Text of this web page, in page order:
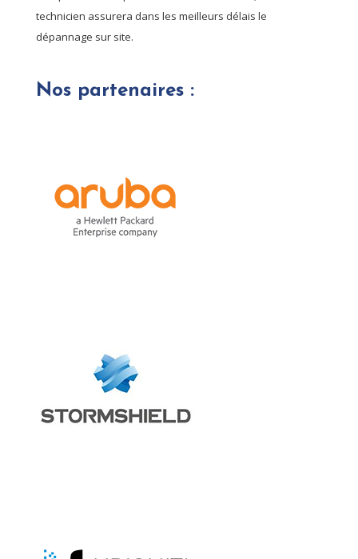
technicien assurera dans les meilleurs délais le
dépannage sur site.
Nos partenaires :